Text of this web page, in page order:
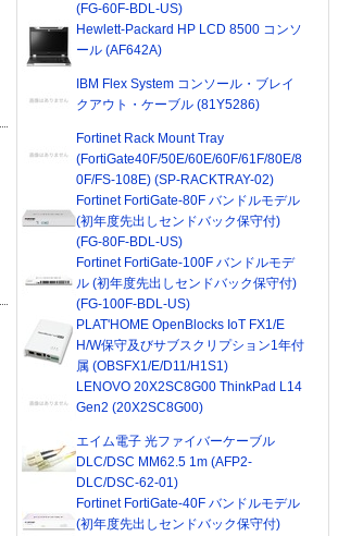
(FG-60F-BDL-US)
Hewlett-Packard HP LCD 8500 コンソ
ール (AF642A)
IBM Flex System コンソール・ブレイ
クアウト・ケーブル (81Y5286)
Fortinet Rack Mount Tray
(FortiGate40F/50E/60E/60F/61F/80E/8
0F/FS-108E) (SP-RACKTRAY-02)
Fortinet FortiGate-80F バンドルモデル
(初年度先出しセンドバック保守付)
(FG-80F-BDL-US)
Fortinet FortiGate-100F バンドルモデ
ル (初年度先出しセンドバック保守付)
(FG-100F-BDL-US)
PLAT'HOME OpenBlocks IoT FX1/E
H/W保守及びサブスクリプション1年付
属 (OBSFX1/E/D11/H1S1)
LENOVO 20X2SC8G00 ThinkPad L14
Gen2 (20X2SC8G00)
エイム電子 光ファイバーケーブル
DLC/DSC MM62.5 1m (AFP2-
DLC/DSC-62-01)
Fortinet FortiGate-40F バンドルモデル
(初年度先出しセンドバック保守付)